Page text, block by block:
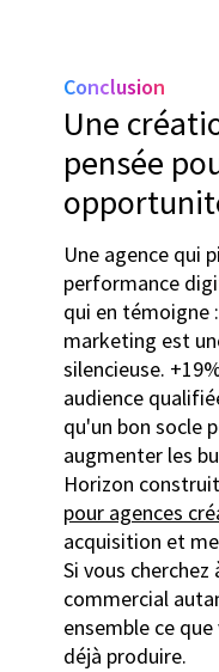
Conclusion
Une
pensée
Une agence qui
performance
qui en témoigne
marketing est
silencieuse.
audience
qu'un bon socle
augmenter les
Horizon
pour agences
acquisition et
Si vous
commercial
ensemble ce
déjà produire.